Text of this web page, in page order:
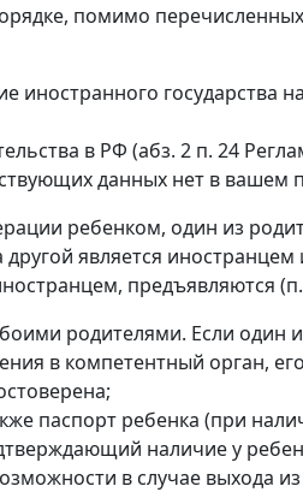
помимо
государства
в РФ (абз. 2 п. 24
данных нет в вашем
ребенком, один из
является иностранцем
предъявляются
родителями. Если один
в компетентный орган,
паспорт ребенка (при
наличие у
в случае выхода